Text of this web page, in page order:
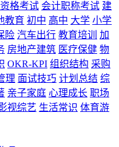
格考试 会计职称考试 建
教育 初中 高中 大学 小学
险 汽车出行 教育培训
加
房地产建筑 医疗保健 物
OKR-KPI 组织结构 采购
理 面试技巧 计划总结 综
亲子家庭 心理成长 职场
视综艺 生活常识 体育游